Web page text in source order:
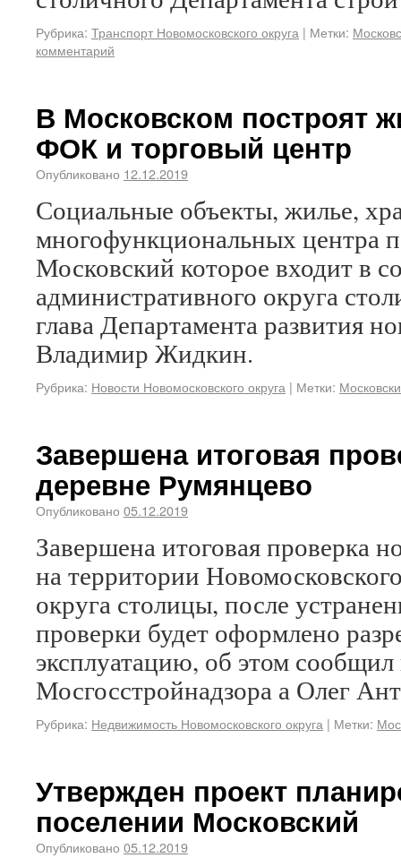
Рубрика: Транспорт Новомосковского округа | Метки:
комментарий
В Московском построят
ФОК и торговый центр
Опубликовано 12.12.2019
Социальные объекты, жилье,
многофункциональных центра
Московский которое входит в
административного округа
глава Департамента развития
Владимир Жидкин.
Рубрика: Новости Новомосковского округа | Метки:
Завершена итоговая
деревне Румянцево
Опубликовано 05.12.2019
Завершена итоговая проверка
на территории
округа столицы, после
проверки будет оформлено
эксплуатацию, об этом сообщил
Мосгосстройнадзора а Олег
Рубрика: Недвижимость Новомосковского округа | Метки:
Утвержден проект
поселении Московский
Опубликовано 05.12.2019